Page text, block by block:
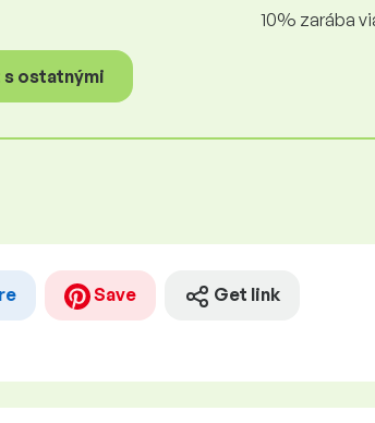
10% zarába
ostatnými
Save Get link